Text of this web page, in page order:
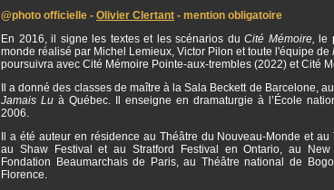
@photo officielle - Olivier Clertant - mention obligatoire
En 2016, il signe les textes et les scénarios duCité Mémoire,le
monde réalisé par Michel Lemieux, Victor Pilon et toute l'équipe de
poursuivra avec Cité Mémoire Pointe-aux-trembles (2022) et Cité
Il a donné des classes de maître à la Sala Beckett de Barcelone,
Jamais Lu à Québec. Il enseigne en dramaturgie à l’École
2006.
Il a été auteur en résidence au Théâtre du Nouveau-Monde et au
au Shaw Festival et au Stratford Festival en Ontario, au
Fondation Beaumarchais de Paris, au Théâtre national de
Florence.